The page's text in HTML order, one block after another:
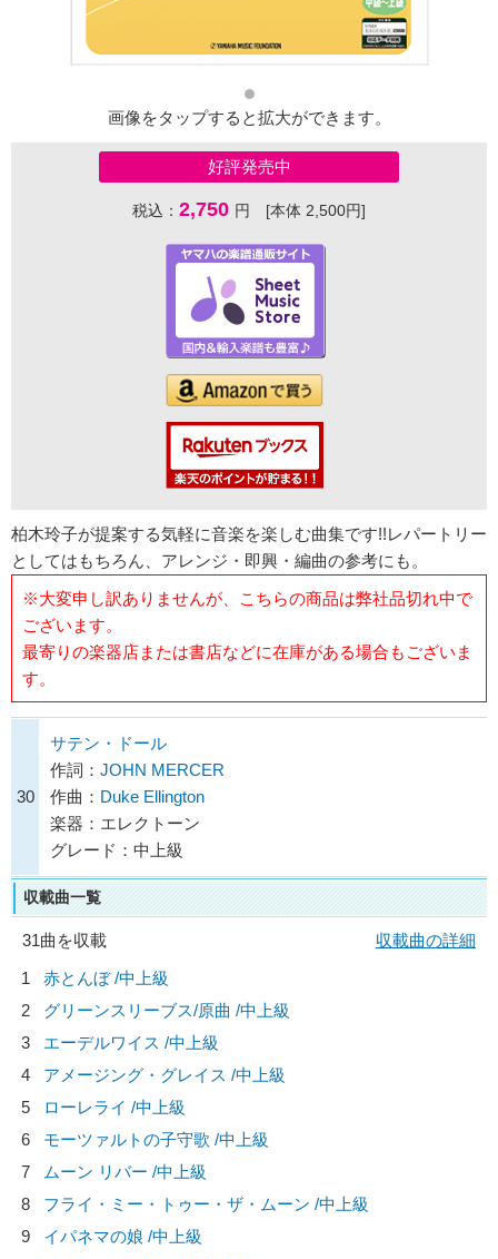
画像をタップすると拡大ができます。
好評発売中
税込： 2,750 円 [本体 2,500円]
柏木玲子が提案する気軽に音楽を楽しむ曲集です!!レパートリー
としてはもちろん、アレンジ・即興・編曲の参考にも。
※大変申し訳ありませんが、こちらの商品は弊社品切れ中で
ございます。
最寄りの楽器店または書店などに在庫がある場合もございま
す。
30
サテン・ドール
作詞： JOHN MERCER
作曲： Duke Ellington
楽器：エレクトーン
グレード：中上級
収載曲一覧
31曲を収載
収載曲の詳細
1
赤とんぼ /中上級
2
グリーンスリーブス/原曲 /中上級
3
エーデルワイス /中上級
4
アメージング・グレイス /中上級
5
ローレライ /中上級
6
モーツァルトの子守歌 /中上級
7
ムーン リバー /中上級
8
フライ・ミー・トゥー・ザ・ムーン /中上級
9
イパネマの娘 /中上級